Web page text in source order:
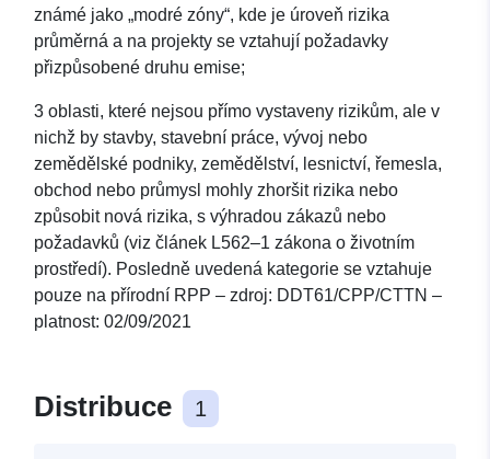
známé jako „modré zóny“, kde je úroveň rizika
průměrná a na projekty se vztahují požadavky
přizpůsobené druhu emise;
3 oblasti, které nejsou přímo vystaveny rizikům, ale v
nichž by stavby, stavební práce, vývoj nebo
zemědělské podniky, zemědělství, lesnictví, řemesla,
obchod nebo průmysl mohly zhoršit rizika nebo
způsobit nová rizika, s výhradou zákazů nebo
požadavků (viz článek L562–1 zákona o životním
prostředí). Posledně uvedená kategorie se vztahuje
pouze na přírodní RPP – zdroj: DDT61/CPP/CTTN –
platnost: 02/09/2021
Distribuce 1